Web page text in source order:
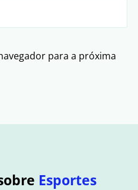
para a próxima
Esportes